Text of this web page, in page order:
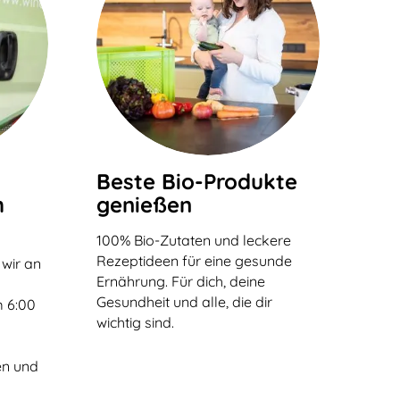
an
6:00
und
Beste Bio-Produkte
genießen
100% Bio-Zutaten und leckere
Rezeptideen für eine gesunde
Ernährung. Für dich, deine
Gesundheit und alle, die dir
wichtig sind.